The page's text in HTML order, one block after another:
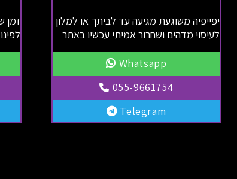
יפייפיה משוגעת מגיעה עד לביתך או למלון
לעיסוי מדהים ושחרור אמיתי עכשיו באתר
Whatsapp
055-9661754
Telegram
זמן